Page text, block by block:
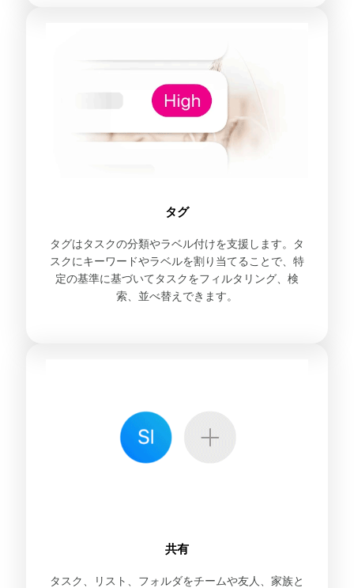
タグ
タグはタスクの分類やラベル付けを支援します。タ
スクにキーワードやラベルを割り当てることで、特
定の基準に基づいてタスクをフィルタリング、検
索、並べ替えできます。
共有
タスク、リスト、フォルダをチームや友人、家族と